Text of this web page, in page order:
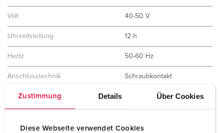
Zustimmung Details Über Cookies
Diese Webseite verwendet Cookies
Volt 40-50 V
Uhrzeitstellung 12 h
Hertz 50-60 Hz
Anschlusstechnik Schraubkontakt
Kontakt